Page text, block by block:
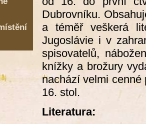
Dubrovníku.
a téměř veškerá
Jugoslávie i v
spisovatelů,
knížky a brožury
nachází velmi
16. stol.
Literatura: